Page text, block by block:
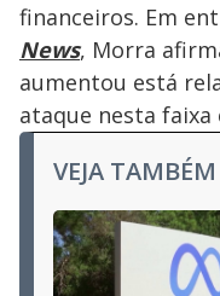
financeiros. Em
News, Morra
aumentou está
ataque nesta faixa
VEJA TAMBÉM